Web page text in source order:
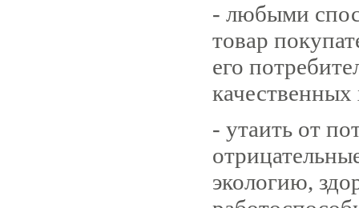
- любыми
товар
его
качественных
- утаить от
экологию,